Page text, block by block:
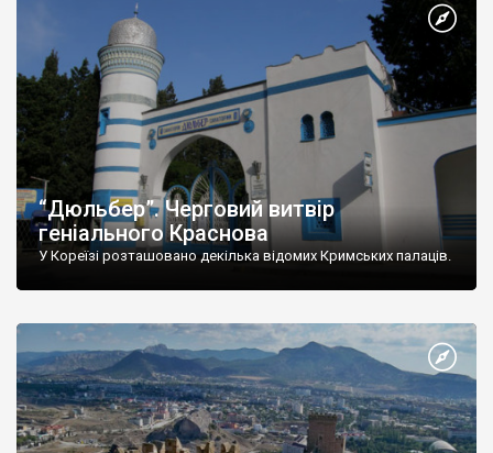
“Дюльбер”. Черговий витвір
геніального Краснова
У Кореїзі розташовано декілька відомих Кримських палаців.